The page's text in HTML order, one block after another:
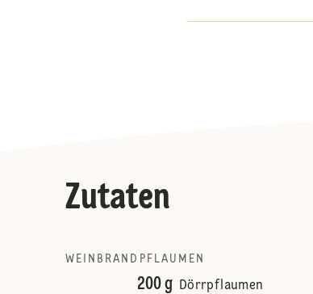
Zutaten
WEINBRANDPFLAUMEN
200 g Dörrpflaumen